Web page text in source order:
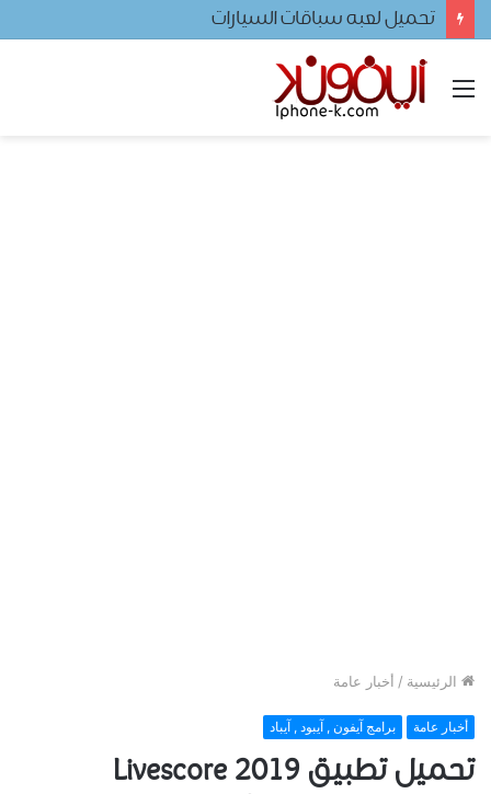
تحميل لعبه سباقات السيارات
القائمة
الرئيسية / أخبار عامة
أخبار عامة برامج آيفون , آيبود , آيباد
تحميل تطبيق Livescore 2019